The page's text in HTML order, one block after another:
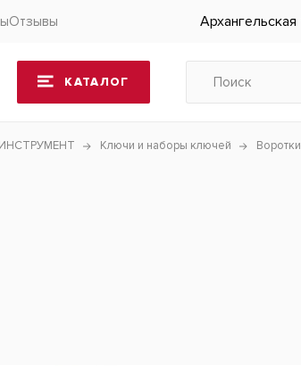
Отзывы Архангельская
КАТАЛОГ
Ключи и наборы ключей Воротки